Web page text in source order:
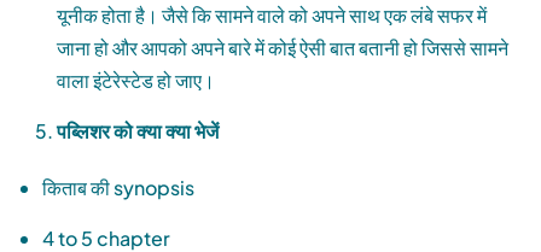
यूनीक होता है। जैसे कि सामने वाले को अपने साथ एक लंबे सफर में
जाना हो और आपको अपने बारे में कोई ऐसी बात बतानी हो जिससे सामने
वाला इंटेरेस्टेड हो जाए।
पब्लिशरकोक्याक्याभेजें
किताब की synopsis
4 to 5 chapter